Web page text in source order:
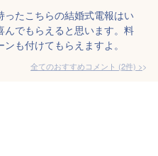
たこちらの結婚式電報はい
でもらえると思います。料
も付けてもらえますよ。
全てのおすすめコメント (2件) >